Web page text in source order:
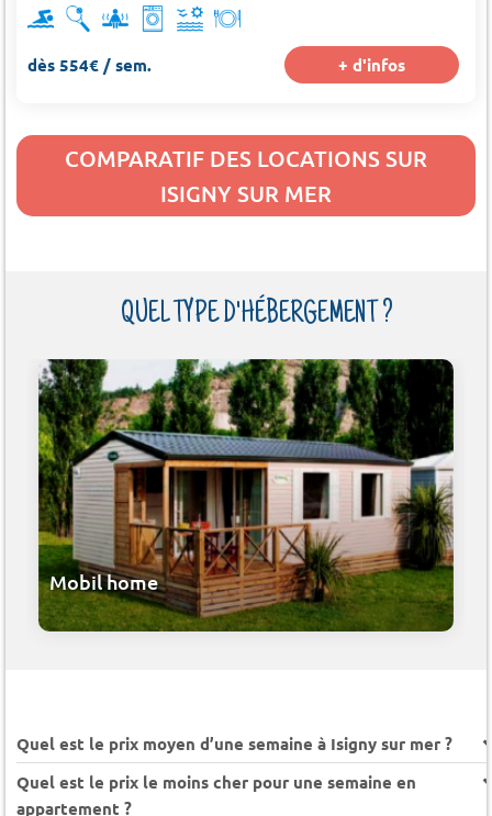
dès 554€ / sem. + d'infos
COMPARATIF DES LOCATIONS SUR
ISIGNY SUR MER
QUEL TYPE D'HÉBERGEMENT ?
Mobil home
Quel est le prix moyen d’une semaine à Isigny sur mer ?
Quel est le prix le moins cher pour une semaine en
appartement ?